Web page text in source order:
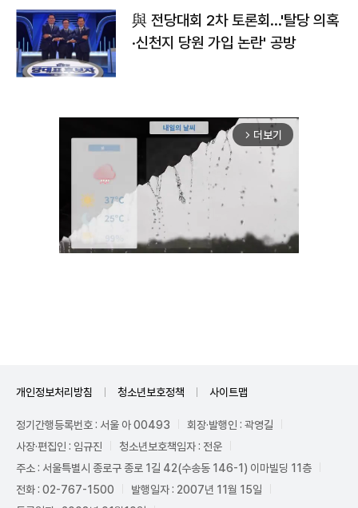
與 전당대회 2차 토론회…'탈당 의혹
·신천지 당원 가입 논란' 공방
arrow_forward_ios 더보기
개인정보처리방침 청소년보호정책 사이트맵
정기간행등록번호 : 서울 아 00493
회장·발행인 : 곽영길
사장·편집인 : 임규진
청소년보호책임자 : 전운
주소 : 서울특별시 종로구 종로 1길 42(수송동 146-1) 이마빌딩 11층
전화 : 02-767-1500
발행일자 : 2007년 11월 15일